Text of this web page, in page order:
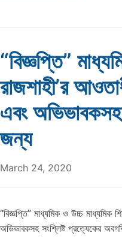
“বিজ্ঞপ্তি”
রাজশাহী’র
এবং
জন্য
March 24, 2020
“বিজ্ঞপ্তি” মাধ্যমিক ও উচ্চ মাধ্যমিক
অভিভাবকসহ সংশ্লিষ্ট প্রত্যেকের